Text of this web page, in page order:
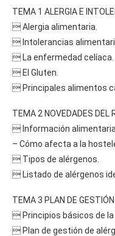
TEMA 1 ALERGIA E
 Alergia alimentaria.
 Intolerancias
 La enfermedad celíaca.
 El Gluten.
 Principales alimentos
TEMA 2 NOVEDADES
 Información
– Cómo afecta a la
 Tipos de alérgenos.
 Listado de alérgenos
TEMA 3 PLAN DE
 Principios básicos de la
 Plan de gestión de